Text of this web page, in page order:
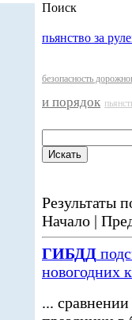
Поиск
пьянство за
безопасность
и порядок
Результаты
Начало |
ГИБДД
новогодних
...